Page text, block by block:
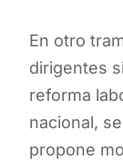
En otro
dirigentes
reforma
nacional,
propone